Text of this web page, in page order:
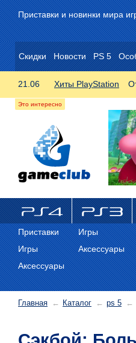
Приставки и новинки мира
Скидки Новости PS 5
21.06 Хиты PlayStation
ps4
Приставки
Игры
Аксессуары
PS3
Игры
Аксессуары
Главная Каталог ps 5